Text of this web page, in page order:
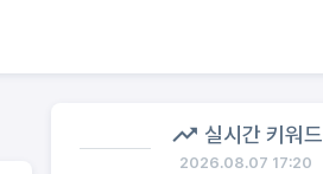
실시간 키워드
2026.08.07 17:20